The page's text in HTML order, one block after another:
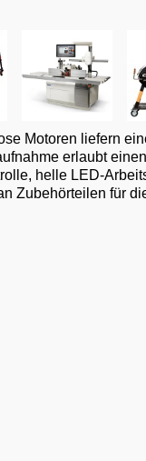
Motoren liefern
erlaubt
helle LED-
Zubehörteilen für